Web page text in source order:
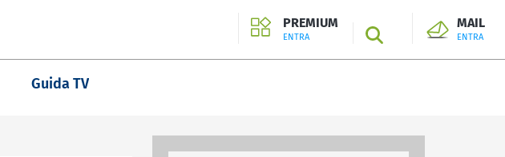
PREMIUM
ENTRA SEARCH
MAIL
ENTRA
Guida TV